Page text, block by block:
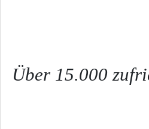
Über 15.000